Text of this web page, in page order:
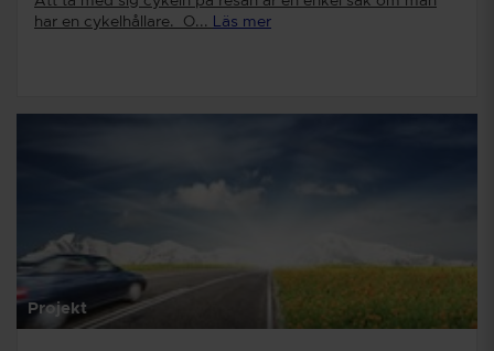
har en cykelhållare. O... Läs mer
Projekt